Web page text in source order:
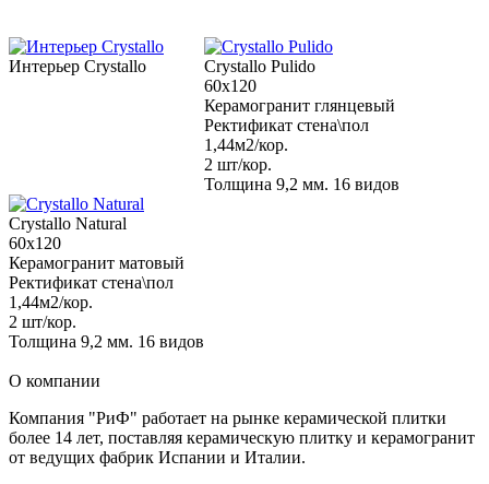
Интерьер Crystallo
Crystallo Pulido
60x120
Керамогранит глянцевый
Ректификат стена\пол
1,44м2/кор.
2 шт/кор.
Толщина 9,2 мм. 16 видов
Crystallo Natural
60x120
Керамогранит матовый
Ректификат стена\пол
1,44м2/кор.
2 шт/кор.
Толщина 9,2 мм. 16 видов
О компании
Компания "РиФ" работает на рынке керамической плитки
более 14 лет, поставляя керамическую плитку и керамогранит
от ведущих фабрик Испании и Италии.